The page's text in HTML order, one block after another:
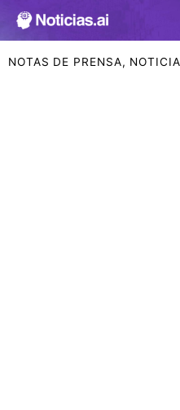
NOTAS DE PRENSA,